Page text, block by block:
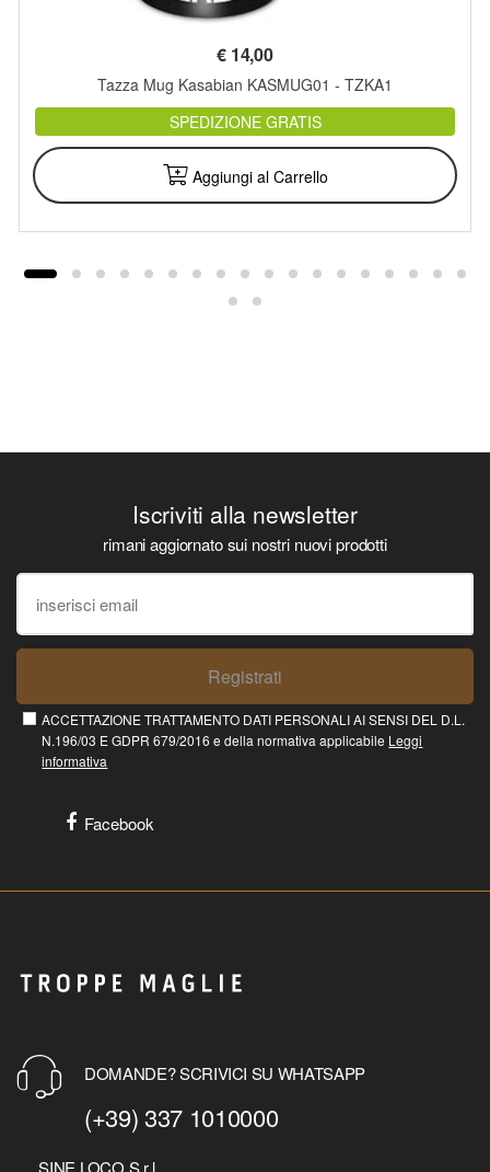
€ 14,00
Tazza Mug Kasabian KASMUG01 - TZKA1
SPEDIZIONE GRATIS
Aggiungi al Carrello
Iscriviti alla newsletter
rimani aggiornato sui nostri nuovi prodotti
Registrati
ACCETTAZIONE TRATTAMENTO DATI PERSONALI AI SENSI DEL D.L.
N.196/03 E GDPR 679/2016 e della normativa applicabile Leggi
informativa
Facebook
DOMANDE? SCRIVICI SU WHATSAPP
(+39) 337 1010000
SINE LOCO S.r.l.